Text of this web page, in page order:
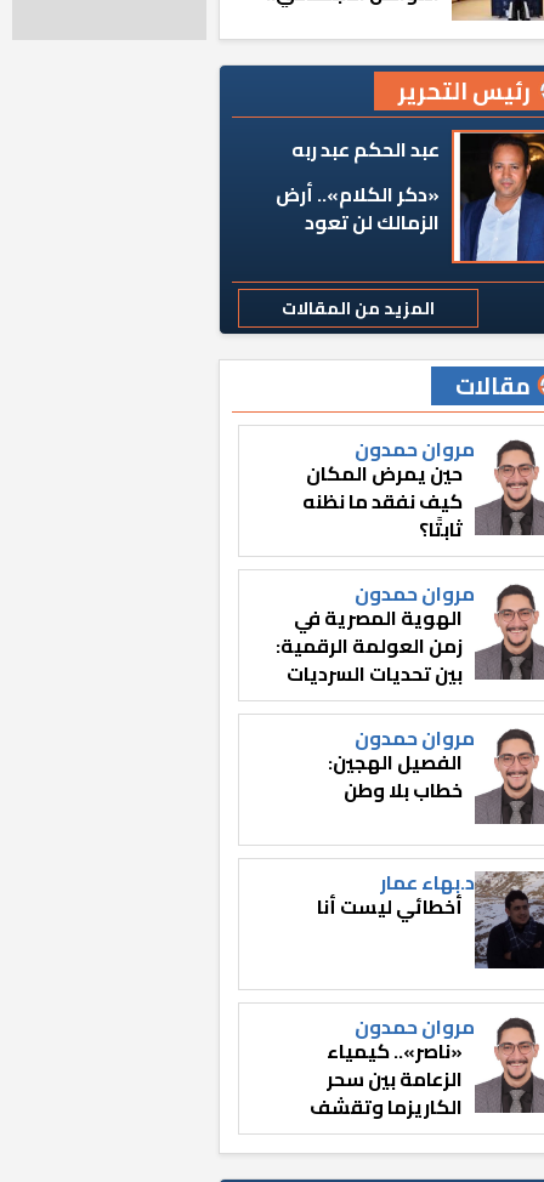
رئيس التحرير
عبد الحكم عبد ربه
«دكر الكلام».. أرض
الزمالك لن تعود
المزيد من المقالات
مقالات
مروان حمدون
حين يمرض المكان
كيف نفقد ما نظنه
ثابتًا؟
مروان حمدون
الهوية المصرية في
زمن العولمة الرقمية:
بين تحديات السرديات
وصناعة الوعي
مروان حمدون
الفصيل الهجين:
خطاب بلا وطن
د.بهاء عمار
أخطائي ليست أنا
مروان حمدون
«ناصر».. كيمياء
الزعامة بين سحر
الكاريزما وتقشف
الثائر